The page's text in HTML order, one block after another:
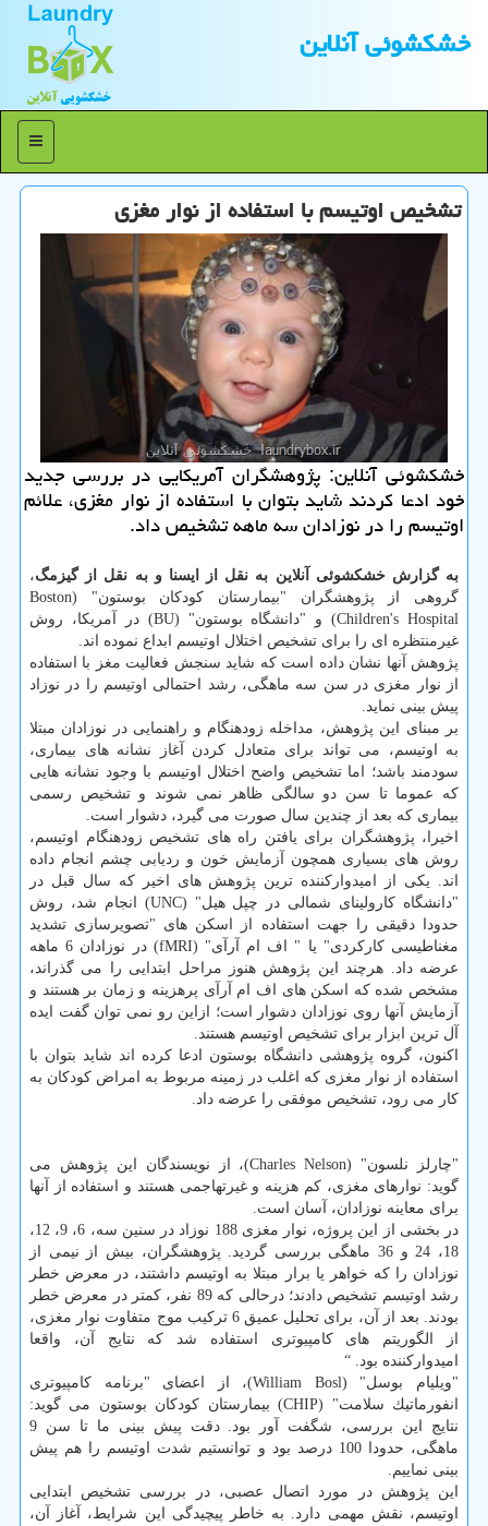
خشكشوئی آنلاین
منو
تشخیص اوتیسم با استفاده از نوار مغزی
خشكشوئی آنلاین: پژوهشگران آمریكایی در بررسی جدید
خود ادعا كردند شاید بتوان با استفاده از نوار مغزی، علائم
اوتیسم را در نوزادان سه ماهه تشخیص داد.
به گزارش خشكشوئی آنلاین به نقل از ایسنا و به نقل از گیزمگ،
گروهی از پژوهشگران "بیمارستان كودكان بوستون" (Boston
Children's Hospital) و "دانشگاه بوستون" (BU) در آمریكا، روش
غیرمنتظره ای را برای تشخیص اختلال اوتیسم ابداع نموده اند.
پژوهش آنها نشان داده است كه شاید سنجش فعالیت مغز با استفاده
از نوار مغزی در سن سه ماهگی، رشد احتمالی اوتیسم را در نوزاد
پیش بینی نماید.
بر مبنای این پژوهش، مداخله زودهنگام و راهنمایی در نوزادان مبتلا
به اوتیسم، می تواند برای متعادل كردن آغاز نشانه های بیماری،
سودمند باشد؛ اما تشخیص واضح اختلال اوتیسم با وجود نشانه هایی
كه عموما تا سن دو سالگی ظاهر نمی شوند و تشخیص رسمی
بیماری كه بعد از چندین سال صورت می گیرد، دشوار است.
اخیرا، پژوهشگران برای یافتن راه های تشخیص زودهنگام اوتیسم،
روش های بسیاری همچون آزمایش خون و ردیابی چشم انجام داده
اند. یكی از امیدواركننده ترین پژوهش های اخیر كه سال قبل در
"دانشگاه كارولینای شمالی در چپل هیل" (UNC) انجام شد، روش
حدودا دقیقی را جهت استفاده از اسكن های "تصویرسازی تشدید
مغناطیسی كاركردی" یا " اف ام آرآی" (fMRI) در نوزادان 6 ماهه
عرضه داد. هرچند این پژوهش هنوز مراحل ابتدایی را می گذراند،
مشخص شده كه اسكن های اف ام آرآی پرهزینه و زمان بر هستند و
آزمایش آنها روی نوزادان دشوار است؛ ازاین رو نمی توان گفت ایده
آل ترین ابزار برای تشخیص اوتیسم هستند.
اكنون، گروه پژوهشی دانشگاه بوستون ادعا كرده اند شاید بتوان با
استفاده از نوار مغزی كه اغلب در زمینه مربوط به امراض كودكان به
كار می رود، تشخیص موفقی را عرضه داد.
"چارلز نلسون" (Charles Nelson)، از نویسندگان این پژوهش می
گوید: نوارهای مغزی، كم هزینه و غیرتهاجمی هستند و استفاده از آنها
برای معاینه نوزادان، آسان است.
در بخشی از این پروژه، نوار مغزی 188 نوزاد در سنین سه، 6، 9، 12،
18، 24 و 36 ماهگی بررسی گردید. پژوهشگران، بیش از نیمی از
نوزادان را كه خواهر یا برار مبتلا به اوتیسم داشتند، در معرض خطر
رشد اوتیسم تشخیص دادند؛ درحالی كه 89 نفر، كمتر در معرض خطر
بودند. بعد از آن، برای تحلیل عمیق 6 تركیب موج متفاوت نوار مغزی،
از الگوریتم های كامپیوتری استفاده شد كه نتایج آن، واقعا
امیدواركننده بود. “
"ویلیام بوسل" (William Bosl)، از اعضای "برنامه كامپیوتری
انفورماتیك سلامت" (CHIP) بیمارستان كودكان بوستون می گوید:
نتایج این بررسی، شگفت آور بود. دقت پیش بینی ما تا سن 9
ماهگی، حدودا 100 درصد بود و توانستیم شدت اوتیسم را هم پیش
بینی نماییم.
این پژوهش در مورد اتصال عصبی، در بررسی تشخیص ابتدایی
اوتیسم، نقش مهمی دارد. به خاطر پیچیدگی این شرایط، آغاز آن،